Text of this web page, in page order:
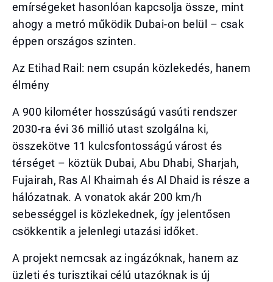
emírségeket hasonlóan kapcsolja össze, mint
ahogy a metró működik Dubai-on belül – csak
éppen országos szinten.
Az Etihad Rail: nem csupán közlekedés, hanem
élmény
A 900 kilométer hosszúságú vasúti rendszer
2030-ra évi 36 millió utast szolgálna ki,
összekötve 11 kulcsfontosságú várost és
térséget – köztük Dubai, Abu Dhabi, Sharjah,
Fujairah, Ras Al Khaimah és Al Dhaid is része a
hálózatnak. A vonatok akár 200 km/h
sebességgel is közlekednek, így jelentősen
csökkentik a jelenlegi utazási időket.
A projekt nemcsak az ingázóknak, hanem az
üzleti és turisztikai célú utazóknak is új